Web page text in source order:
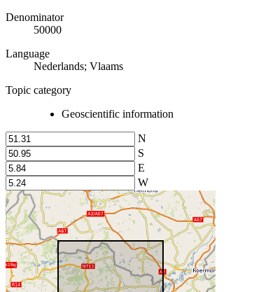
Denominator
50000
Language
Nederlands; Vlaams
Topic category
Geoscientific information
N
S
E
W